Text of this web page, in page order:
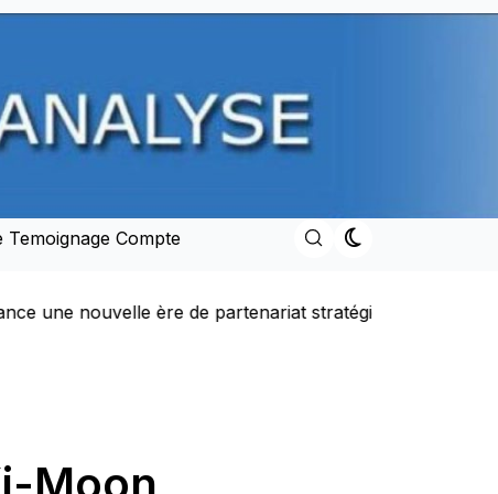
Temoignage Compte
Discours du Trône adressé par SM